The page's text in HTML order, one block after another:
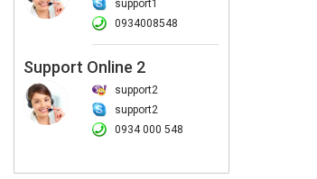
support1
0934008548
Support Online 2
support2
support2
0934 000 548